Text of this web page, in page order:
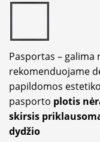
Pasportas –
rekomenduojame
papildomos
pasporto plotis
skirsis
dydžio